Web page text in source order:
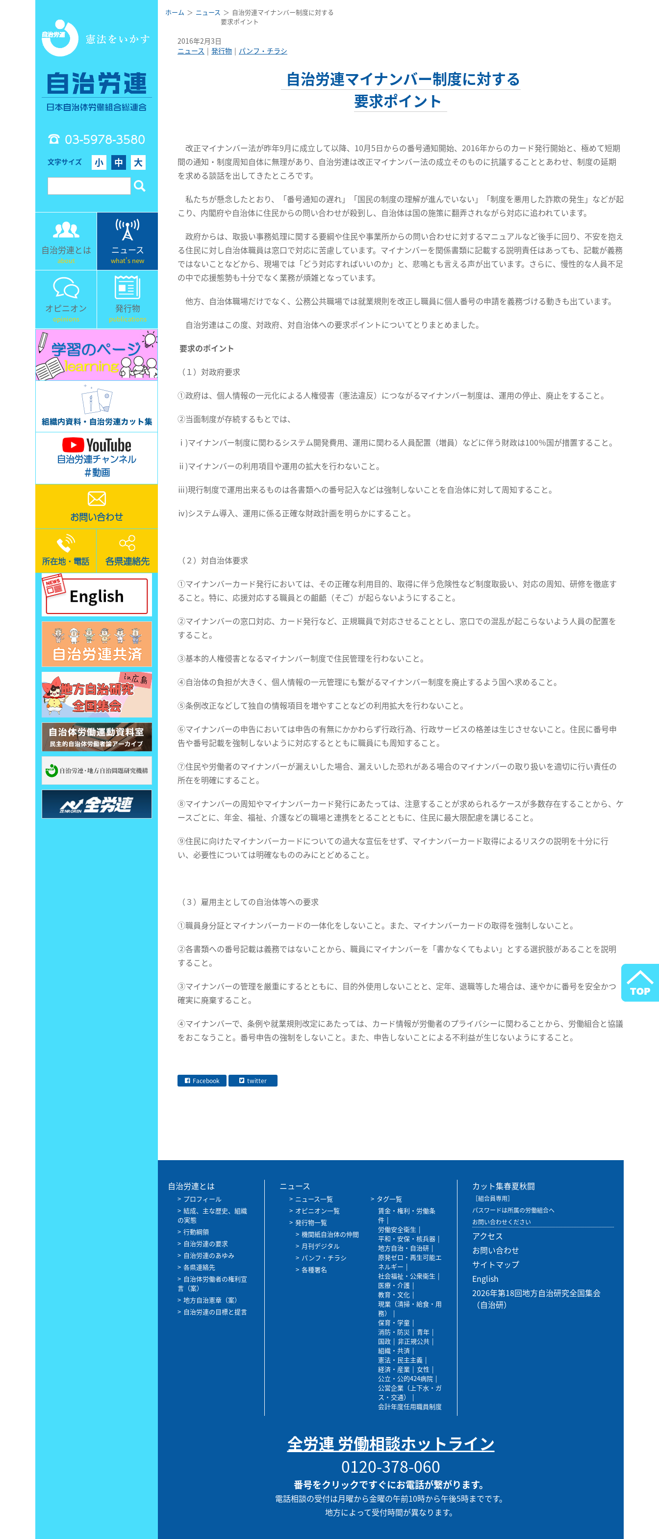
03-5978-3580
文字サイズ 小 中 大
自治労連とは
about
ニュース
what's new
オピニオン
opinions
発行物
publications
自治労連チャンネル
＃動画
お問い合わせ
所在地・電話 各県連絡先
ホーム ニュース
自治労連マイナンバー制度に対する
要求ポイント
2016年2月3日
ニュース
発行物 パンフ・チラシ
自治労連マイナンバー制度に対する
要求ポイント
改正マイナンバー法が昨年9月に成立して以降、10月5日からの番号通知開始、2016年からのカード発行開始と、極めて短期
間の通知・制度周知自体に無理があり、自治労連は改正マイナンバー法の成立そのものに抗議することとあわせ、制度の延期
を求める談話を出してきたところです。
私たちが懸念したとおり、「番号通知の遅れ」「国民の制度の理解が進んでいない」「制度を悪用した詐欺の発生」などが起
こり、内閣府や自治体に住民からの問い合わせが殺到し、自治体は国の施策に翻弄されながら対応に追われています。
政府からは、取扱い事務処理に関する要綱や住民や事業所からの問い合わせに対するマニュアルなど後手に回り、不安を抱え
る住民に対し自治体職員は窓口で対応に苦慮しています。マイナンバーを関係書類に記載する説明責任はあっても、記載が義務
ではないことなどから、現場では「どう対応すればいいのか」と、悲鳴とも言える声が出ています。さらに、慢性的な人員不足
の中で応援態勢も十分でなく業務が煩雑となっています。
他方、自治体職場だけでなく、公務公共職場では就業規則を改正し職員に個人番号の申請を義務づける動きも出ています。
自治労連はこの度、対政府、対自治体への要求ポイントについてとりまとめました。
要求のポイント
（１）対政府要求
①政府は、個人情報の一元化による人権侵害（憲法違反）につながるマイナンバー制度は、運用の停止、廃止をすること。
②当面制度が存続するもとでは、
ⅰ)マイナンバー制度に関わるシステム開発費用、運用に関わる人員配置（増員）などに伴う財政は100％国が措置すること。
ⅱ)マイナンバーの利用項目や運用の拡大を行わないこと。
ⅲ)現行制度で運用出来るものは各書類への番号記入などは強制しないことを自治体に対して周知すること。
ⅳ)システム導入、運用に係る正確な財政計画を明らかにすること。
（２）対自治体要求
①マイナンバーカード発行においては、その正確な利用目的、取得に伴う危険性など制度取扱い、対応の周知、研修を徹底す
ること。特に、応援対応する職員との齟齬（そご）が起らないようにすること。
②マイナンバーの窓口対応、カード発行など、正規職員で対応させることとし、窓口での混乱が起こらないよう人員の配置を
すること。
③基本的人権侵害となるマイナンバー制度で住民管理を行わないこと。
④自治体の負担が大きく、個人情報の一元管理にも繋がるマイナンバー制度を廃止するよう国へ求めること。
⑤条例改正などして独自の情報項目を増やすことなどの利用拡大を行わないこと。
⑥マイナンバーの申告においては申告の有無にかかわらず行政行為、行政サービスの格差は生じさせないこと。住民に番号申
告や番号記載を強制しないように対応するとともに職員にも周知すること。
⑦住民や労働者のマイナンバーが漏えいした場合、漏えいした恐れがある場合のマイナンバーの取り扱いを適切に行い責任の
所在を明確にすること。
⑧マイナンバーの周知やマイナンバーカード発行にあたっては、注意することが求められるケースが多数存在することから、ケ
ースごとに、年金、福祉、介護などの職場と連携をとることともに、住民に最大限配慮を講じること。
⑨住民に向けたマイナンバーカードについての過大な宣伝をせず、マイナンバーカード取得によるリスクの説明を十分に行
い、必要性については明確なもののみにとどめること。
（３）雇用主としての自治体等への要求
①職員身分証とマイナンバーカードの一体化をしないこと。また、マイナンバーカードの取得を強制しないこと。
②各書類への番号記載は義務ではないことから、職員にマイナンバーを「書かなくてもよい」とする選択肢があることを説明
すること。
③マイナンバーの管理を厳重にするとともに、目的外使用しないことと、定年、退職等した場合は、速やかに番号を安全かつ
確実に廃棄すること。
④マイナンバーで、条例や就業規則改定にあたっては、カード情報が労働者のプライバシーに関わることから、労働組合と協議
をおこなうこと。番号申告の強制をしないこと。また、申告しないことによる不利益が生じないようにすること。
Facebook twitter
自治労連とは
プロフィール
結成、主な歴史、組織
の実態
行動綱領
自治労連の要求
自治労連のあゆみ
各県連絡先
自治体労働者の権利宣
言（案）
地方自治憲章（案）
自治労連の目標と提言
ニュース
ニュース一覧
オピニオン一覧
発行物一覧
機関紙自治体の仲間
月刊デジタル
パンフ・チラシ
各種署名
タグ一覧
賃金・権利・労働条
件
労働安全衛生
平和・安保・核兵器
地方自治・自治研
原発ゼロ・再生可能エ
ネルギー
社会福祉・公衆衛生
医療・介護
教育・文化
現業（清掃・給食・用
務）
保育・学童
消防・防災
青年
国政
非正規公共
組織・共済
憲法・民主主義
経済・産業
女性
公立・公的424病院
公営企業（上下水・ガ
ス・交通）
会計年度任用職員制度
カット集春夏秋闘
［組合員専用］
パスワードは所属の労働組合へ
お問い合わせください
アクセス
お問い合わせ
サイトマップ
English
2026年第18回地方自治研究全国集会
（自治研）
全労連 労働相談ホットライン
0120-378-060
番号をクリックですぐにお電話が繋がります。
電話相談の受付は月曜から金曜の午前10時から午後5時までです。
地方によって受付時間が異なります。